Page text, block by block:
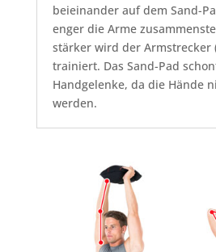
beieinander auf dem Sand-
enger die Arme
stärker wird der Armstrecker
trainiert. Das Sand-Pad
Handgelenke, da die Hände
werden.